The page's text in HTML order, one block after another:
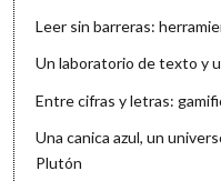
Leer sin barreras:
Un laboratorio de texto y
Entre cifras y letras:
Una canica azul, un
Plutón